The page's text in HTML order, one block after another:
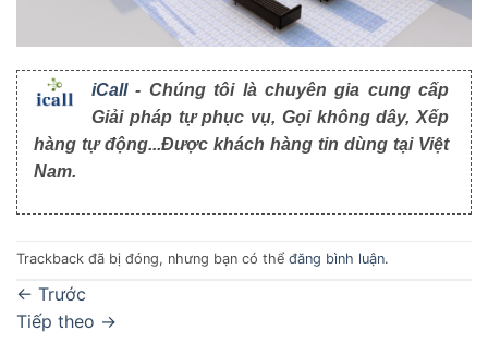
iCall- Chúng tôi là chuyên gia cung cấp
Giải pháp tự phục vụ, Gọi không dây, Xếp
hàng tự động...Được khách hàng tin dùng tại Việt
Nam.
Trackback đã bị đóng, nhưng bạn có thể đăng bình luận.
← Trước
Tiếp theo →